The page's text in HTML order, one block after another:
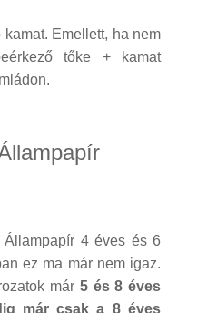
Emellett, ha nem
tőke + kamat
4 éves és 6
ez ma már nem igaz.
már 5 és 8 éves
már csak a 8 éves